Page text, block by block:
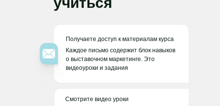
Получаете доступ к материалам курса
Каждое письмо содержит блок навыков
о выставочном маркетинге. Это
видеоуроки и задания
Смотрите видео уроки